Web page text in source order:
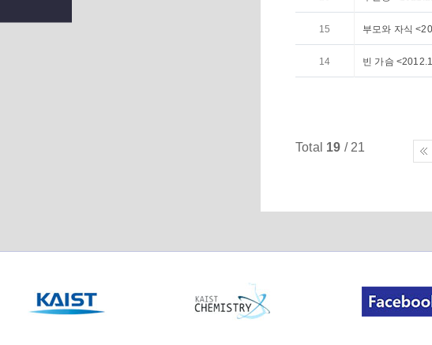
15 부모와 자식
14 빈 가슴
Total 19 / 21